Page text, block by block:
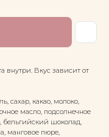
внутри. Вкус зависит от
сахар, какао, молоко,
масло, подсолнечное
бельгийский шоколад,
манговое пюре,